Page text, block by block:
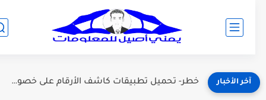
آخر الأخبار أخبار الرياضة اليوم: تغطية شاملة لأهم الأحداث والنتائج العالمية